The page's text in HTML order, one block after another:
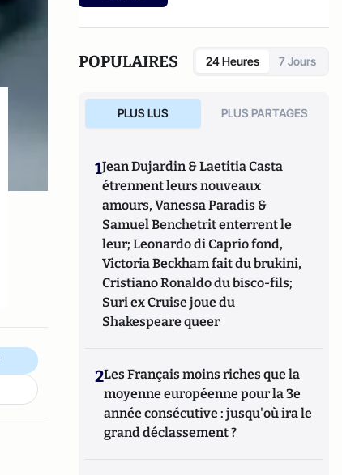
POPULAIRES 24 Heures 7 Jours
PLUS LUS PLUS PARTAGES
1Jean Dujardin & Laetitia Casta
étrennent leurs nouveaux
amours, Vanessa Paradis &
Samuel Benchetrit enterrent le
leur; Leonardo di Caprio fond,
Victoria Beckham fait du brukini,
Cristiano Ronaldo du bisco-fils;
Suri ex Cruise joue du
Shakespeare queer
2Les Français moins riches que la
moyenne européenne pour la 3e
année consécutive : jusqu'où ira le
grand déclassement ?